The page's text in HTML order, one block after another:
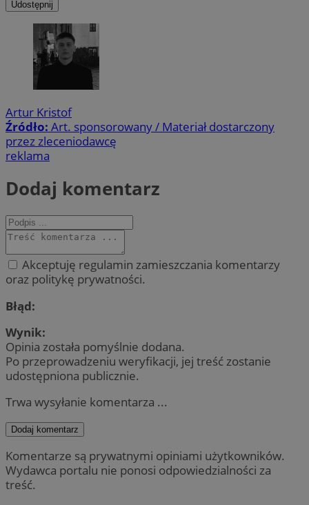
Udostępnij
Artur Kristof
Źródło: Art. sponsorowany / Materiał dostarczony
przez zleceniodawcę
reklama
Dodaj komentarz
Akceptuję regulamin zamieszczania komentarzy
oraz politykę prywatności.
Błąd:
Wynik:
Opinia została pomyślnie dodana.
Po przeprowadzeniu weryfikacji, jej treść zostanie
udostępniona publicznie.
Trwa wysyłanie komentarza ...
Dodaj komentarz
Komentarze są prywatnymi opiniami użytkowników.
Wydawca portalu nie ponosi odpowiedzialności za
treść.